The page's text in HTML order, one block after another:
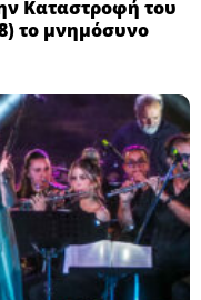
Καταστροφή του
το μνημόσυνο